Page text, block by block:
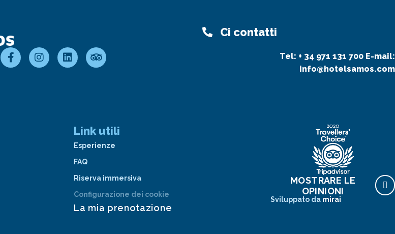
Ci contatti
Tel: + 34 971 131 700E-mail:
info@hotelsamos.com
Link utili
Esperienze
FAQ
Riserva immersiva
Configurazione dei cookie
La mia prenotazione
MOSTRARE LE
OPINIONI
Sviluppato da mirai